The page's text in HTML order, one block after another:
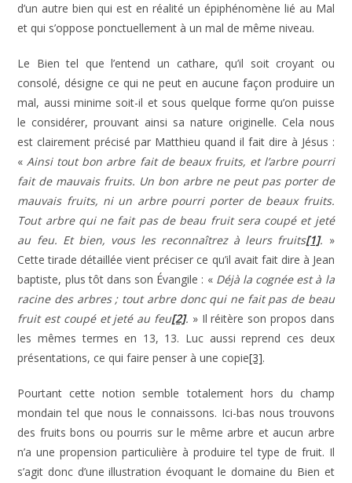
d’un autre bien qui est en réalité un épiphénomène lié au Mal
et qui s’oppose ponctuellement à un mal de même niveau.
Le Bien tel que l’entend un cathare, qu’il soit croyant ou
consolé, désigne ce qui ne peut en aucune façon produire un
mal, aussi minime soit-il et sous quelque forme qu’on puisse
le considérer, prouvant ainsi sa nature originelle. Cela nous
est clairement précisé par Matthieu quand il fait dire à Jésus :
«Ainsi tout bon arbre fait de beaux fruits, et l’arbre pourri
fait de mauvais fruits. Un bon arbre ne peut pas porter de
mauvais fruits, ni un arbre pourri porter de beaux fruits.
Tout arbre qui ne fait pas de beau fruit sera coupé et jeté
au feu. Et bien, vous les reconnaîtrez à leurs fruits[1]. »
Cette tirade détaillée vient préciser ce qu’il avait fait dire à Jean
baptiste, plus tôt dans son Évangile : « Déjà la cognée est à la
racine des arbres ; tout arbre donc qui ne fait pas de beau
fruit est coupé et jeté au feu[2]. » Il réitère son propos dans
les mêmes termes en 13, 13. Luc aussi reprend ces deux
présentations, ce qui faire penser à une copie[3].
Pourtant cette notion semble totalement hors du champ
mondain tel que nous le connaissons. Ici-bas nous trouvons
des fruits bons ou pourris sur le même arbre et aucun arbre
n’a une propension particulière à produire tel type de fruit. Il
s’agit donc d’une illustration évoquant le domaine du Bien et